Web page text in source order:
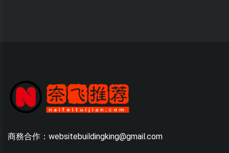
商務合作：websitebuildingking@gmail.com